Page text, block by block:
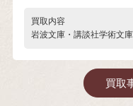
買取内容
岩波文庫・講談社学術文
買取